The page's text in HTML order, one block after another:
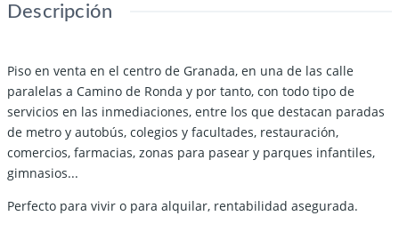
Descripción
Piso en venta en el centro de Granada, en una de las calle
paralelas a Camino de Ronda y por tanto, con todo tipo de
servicios en las inmediaciones, entre los que destacan paradas
de metro y autobús, colegios y facultades, restauración,
comercios, farmacias, zonas para pasear y parques infantiles,
gimnasios...
Perfecto para vivir o para alquilar, rentabilidad asegurada.